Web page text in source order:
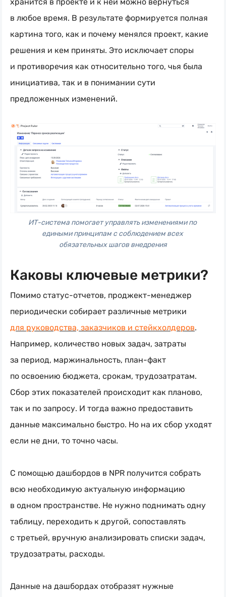
в любое время. В результате формируется полная
картина того, как и почему менялся проект, какие
решения и кем приняты. Это исключает споры
и противоречия как относительно того, чья была
инициатива, так и в понимании сути
предложенных изменений.
ИТ-система помогает управлять изменениями по
едиными принципам с соблюдением всех
обязательных шагов внедрения
Каковы ключевые метрики?
Помимо статус-отчетов, проджект-менеджер
периодически собирает различные метрики
для руководства, заказчиков и стейкхолдеров.
Например, количество новых задач, затраты
за период, маржинальность, план-факт
по освоению бюджета, срокам, трудозатратам.
Сбор этих показателей происходит как планово,
так и по запросу. И тогда важно предоставить
данные максимально быстро. Но на их сбор уходят
если не дни, то точно часы.
С помощью дашбордов в NPR получится собрать
всю необходимую актуальную информацию
в одном пространстве. Не нужно поднимать одну
таблицу, переходить к другой, сопоставлять
с третьей, вручную анализировать списки задач,
трудозатраты, расходы.
Данные на дашбордах отобразят нужные